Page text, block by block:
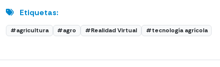
Etiquetas:
#agricultura #agro #Realidad Virtual #tecnología agrícola